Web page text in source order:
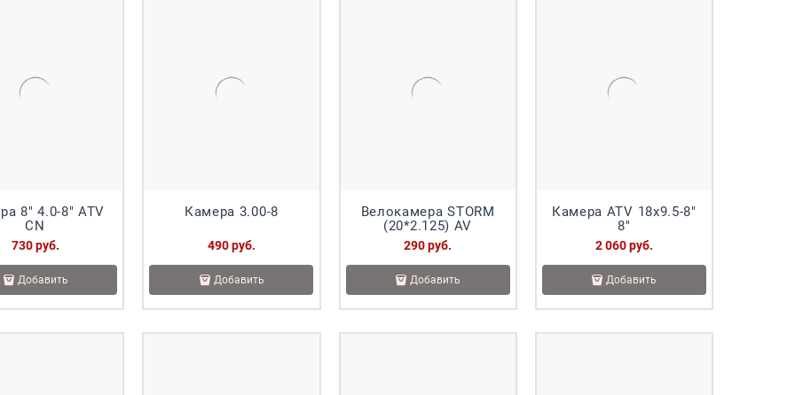
8" 4.0-8" ATV
CN
730 руб.
Добавить
Камера 3.00-8
490 руб.
Добавить
Велокамера STORM
(20*2.125) AV
290 руб.
Добавить
Камера ATV 18x9.5-8"
8"
2 060 руб.
Добавить